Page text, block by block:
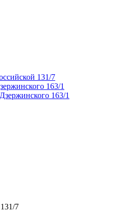
131/7
163/1
163/1
7